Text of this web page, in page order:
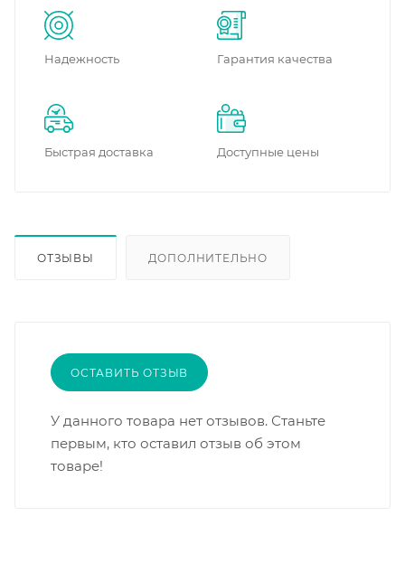
Надежность Гарантия качества
Быстрая доставка Доступные цены
ОТЗЫВЫ ДОПОЛНИТЕЛЬНО
ОСТАВИТЬ ОТЗЫВ
У данного товара нет отзывов. Станьте
первым, кто оставил отзыв об этом
товаре!